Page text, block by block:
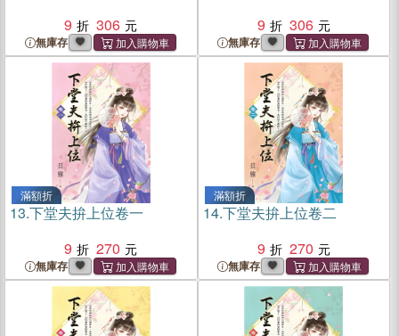
9
306
無庫存
9
306
無庫存
滿額折
13.下堂夫拚上位卷一
9
270
無庫存
滿額折
14.下堂夫拚上位卷二
9
270
無庫存